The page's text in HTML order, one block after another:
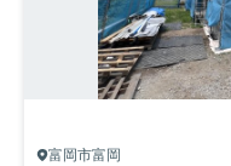
富岡市富岡